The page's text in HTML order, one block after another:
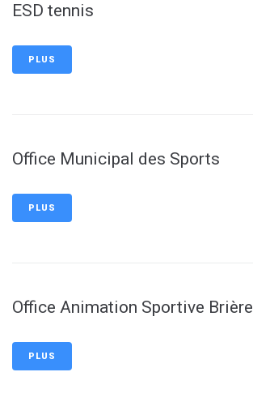
ESD tennis
PLUS
Office Municipal des Sports
PLUS
Office Animation Sportive Brière
PLUS